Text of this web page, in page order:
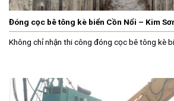
Đóng cọc bê tông kè biển Cồn Nổi – Kim
Không chỉ nhận thi công đóng cọc bê tông kè